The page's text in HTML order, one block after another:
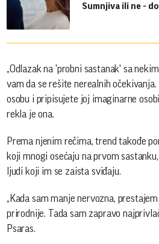
Sumnjiva ili ne -
„Odlazak na 'probni sastanak' sa
vam da se rešite nerealnih
osobu i pripisujete joj imaginarne
rekla je ona.
Prema njenim rečima, trend takođe
koji mnogi osećaju na prvom
ljudi koji im se zaista sviđaju.
„Kada sam manje nervozna,
prirodnije. Tada sam zapravo
Psaras.